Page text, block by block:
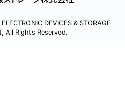
DEVICES & STORAGE
All Rights Reserved.